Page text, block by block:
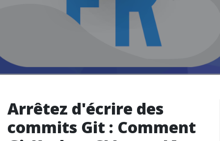
Arrêtez d'écrire des
commits Git : Comment